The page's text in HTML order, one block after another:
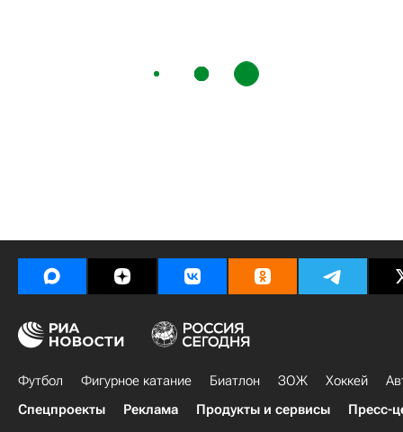
Футбол Фигурное катание Биатлон ЗОЖ Хоккей
Спецпроекты
Реклама Продукты и сервисы Пресс-